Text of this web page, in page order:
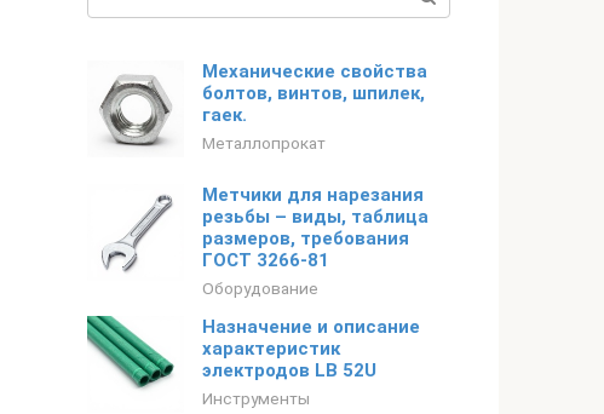
Механические свойства
болтов, винтов, шпилек,
гаек.
Металлопрокат
Метчики для нарезания
резьбы – виды, таблица
размеров, требования
ГОСТ 3266-81
Оборудование
Назначение и описание
характеристик
электродов LB 52U
Инструменты